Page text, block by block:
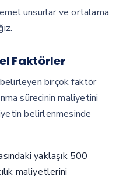
unsurlar ve ortalama
Faktörler
belirleyen birçok faktör
sürecinin maliyetini
belirlenmesinde
yaklaşık 500
maliyetlerini